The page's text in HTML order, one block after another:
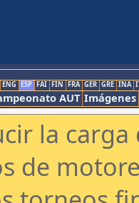
ENG ESP FAI FIN FRA GER GRE INA
AUT Imágenes
la
de